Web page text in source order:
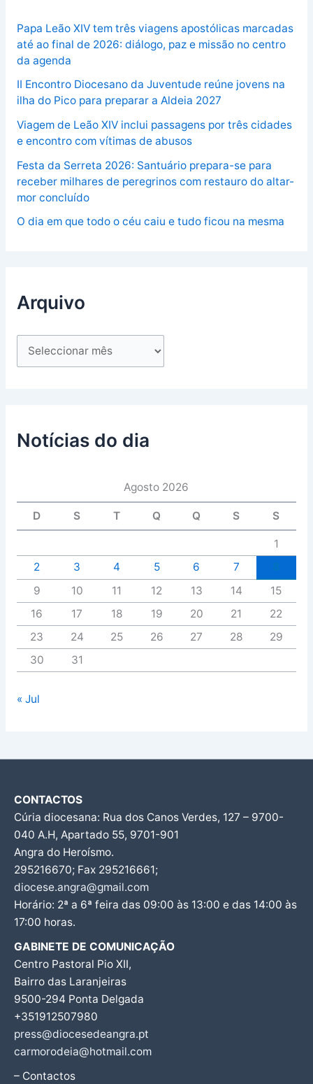
Papa Leão XIV tem três viagens apostólicas marcadas
até ao final de 2026: diálogo, paz e missão no centro
da agenda
II Encontro Diocesano da Juventude reúne jovens na
ilha do Pico para preparar a Aldeia 2027
Viagem de Leão XIV inclui passagens por três cidades
e encontro com vítimas de abusos
Festa da Serreta 2026: Santuário prepara-se para
receber milhares de peregrinos com restauro do altar-
mor concluído
O dia em que todo o céu caiu e tudo ficou na mesma
Arquivo
Notícias do dia
Agosto 2026
D S T Q Q S S
1
2
3 4 5 6 7
9
10 11 12 13 14
15
16
17 18 19 20 21
22
23
24 25 26 27 28
29
30
31
« Jul
CONTACTOS
Cúria diocesana: Rua dos Canos Verdes, 127 – 9700-
040 A.H, Apartado 55, 9701-901
Angra do Heroísmo.
295216670; Fax 295216661;
diocese.angra@gmail.com
Horário: 2ª a 6ª feira das 09:00 às 13:00 e das 14:00 às
17:00 horas.
GABINETE DE COMUNICAÇÃO
Centro Pastoral Pio XII,
Bairro das Laranjeiras
9500-294 Ponta Delgada
+351912507980
press@diocesedeangra.pt
carmorodeia@hotmail.com
– Contactos